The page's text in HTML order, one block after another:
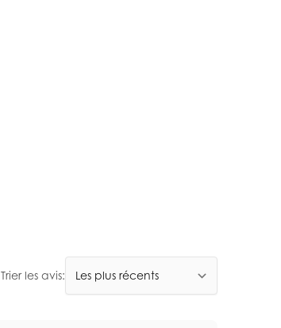
Trier les avis: